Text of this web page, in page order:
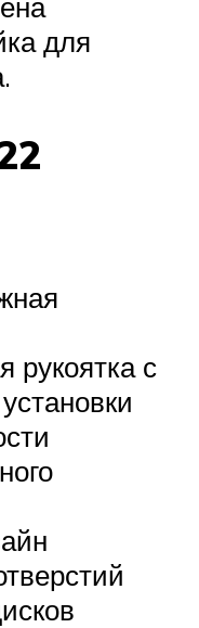
для
рукоятка с